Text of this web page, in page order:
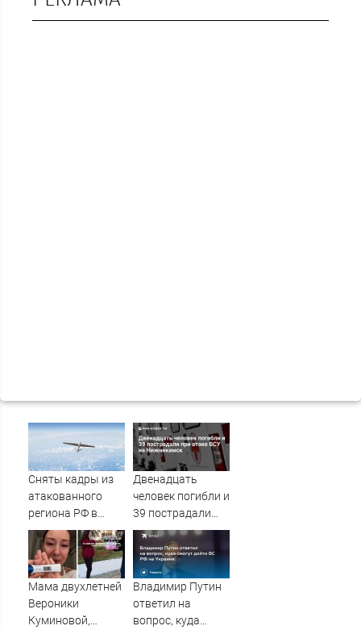
Сняты кадры из
атакованного
региона РФ в
1200 км от
границы
Двенадцать
человек погибли и
39 пострадали
при атаке ВСУ на
Нижнекамск
Мама двухлетней
Вероники
Куминовой,
Владимир Путин
ответил на
вопрос, куда